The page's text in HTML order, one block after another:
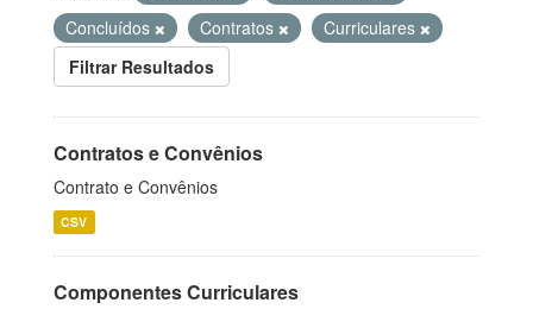
Concluídos
Contratos
Curriculares
Filtrar Resultados
Contratos e Convênios
Contrato e Convênios
CSV
Componentes Curriculares